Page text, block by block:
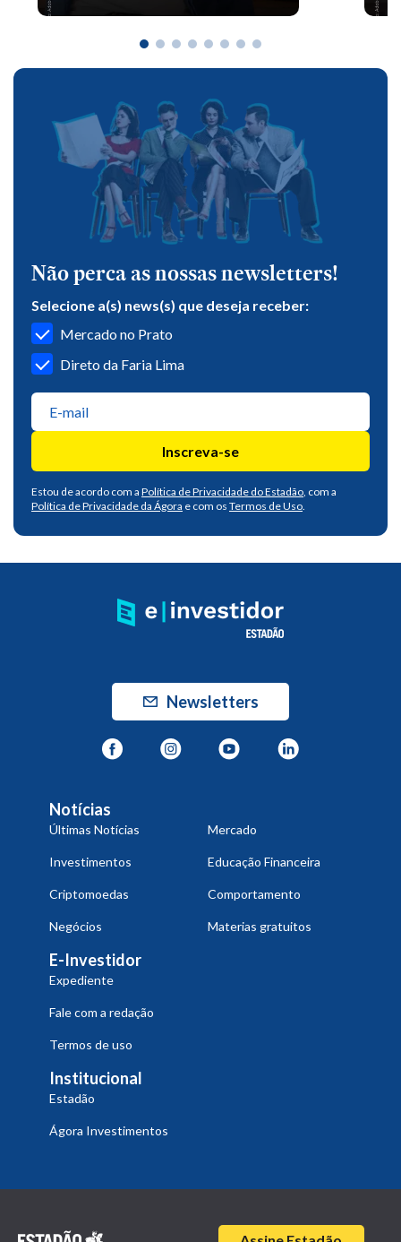
Não perca as nossas newsletters!
Selecione a(s) news(s) que deseja receber:
Mercado no Prato
Direto da Faria Lima
Inscreva-se
Estou de acordo com a Política de Privacidade do Estadão, com a
Política de Privacidade da Ágora e com os Termos de Uso.
Newsletters
Notícias
Últimas Notícias Mercado
Investimentos Educação Financeira
Criptomoedas Comportamento
Negócios Materias gratuitos
E-Investidor
Expediente
Fale com a redação
Termos de uso
Institucional
Estadão
Ágora Investimentos